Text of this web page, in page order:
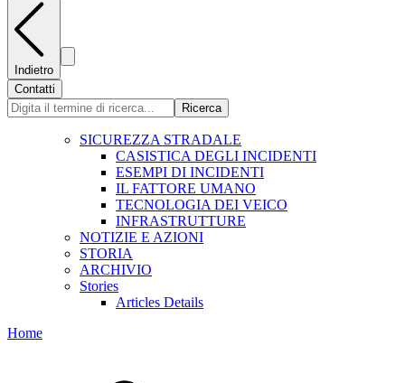
Indietro
Contatti
Ricerca
SICUREZZA STRADALE
CASISTICA DEGLI INCIDENTI
ESEMPI DI INCIDENTI
IL FATTORE UMANO
TECNOLOGIA DEI VEICO
INFRASTRUTTURE
NOTIZIE E AZIONI
STORIA
ARCHIVIO
Stories
Articles Details
Home